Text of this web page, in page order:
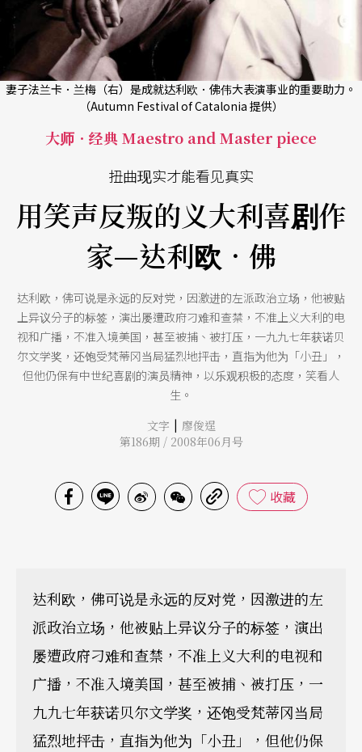
妻子法兰卡．兰梅（右）是成就达利欧．佛伟大表演事业的重要助力。
（Autumn Festival of Catalonia 提供）
大师．经典 Maestro and Master piece
扭曲现实才能看见真实
用笑声反叛的义大利喜剧作
家—达利欧．佛
达利欧，佛可说是永远的反对党，因激进的左派政治立场，他被贴
上异议分子的标签，演出屡遭政府刁难和查禁，不准上义大利的电
视和广播，不准入境美国，甚至被捕、被打压，一九九七年获诺贝
尔文学奖，还饱受梵蒂冈当局猛烈地抨击，直指为他为「小丑」，
但他仍保有中世纪喜剧的演员精神，以乐观积极的态度，笑看人
生。
文字 | 廖俊逞
第186期 / 2008年06月号
收藏
达利欧，佛可说是永远的反对党，因激进的左
派政治立场，他被贴上异议分子的标签，演出
屡遭政府刁难和查禁，不准上义大利的电视和
广播，不准入境美国，甚至被捕、被打压，一
九九七年获诺贝尔文学奖，还饱受梵蒂冈当局
猛烈地抨击，直指为他为「小丑」，但他仍保